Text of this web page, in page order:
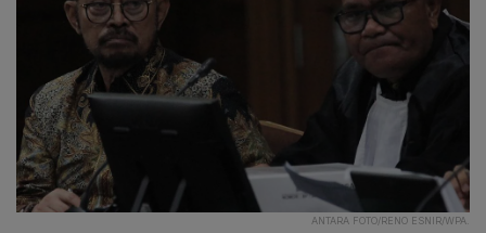
ANTARA FOTO/RENO ESNIR/WPA.